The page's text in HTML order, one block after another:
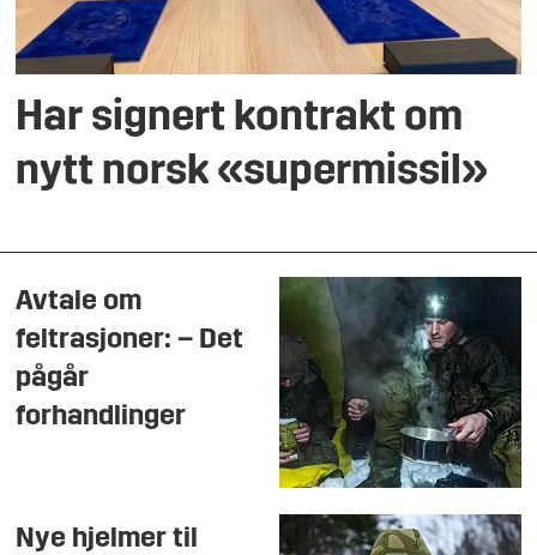
Har signert kontrakt om
nytt norsk «supermissil»
Avtale om
feltrasjoner: – Det
pågår
forhandlinger
Nye hjelmer til